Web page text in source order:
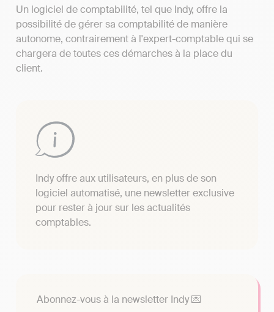
Un logiciel de comptabilité, tel que Indy, offre la
possibilité de gérer sa comptabilité de manière
autonome, contrairement à l'expert-comptable qui se
chargera de toutes ces démarches à la place du
client.
Indy offre aux utilisateurs, en plus de son
logiciel automatisé, une newsletter exclusive
pour rester à jour sur les actualités
comptables.
Abonnez-vous à la newsletter Indy 💌